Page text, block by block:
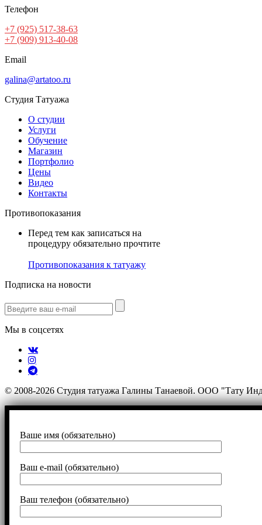
Телефон
+7 (925) 517-38-63
+7 (909) 913-40-08
Email
galina@artatoo.ru
Студия Татуажа
О студии
Услуги
Обучение
Магазин
Портфолио
Цены
Видео
Контакты
Противопоказания
Перед тем как записаться на
процедуру обязательно прочтите
Противопоказания к татуажу
Подписка на новости
Мы в соцсетях
© 2008-2026 Студия татуажа Галины Танаевой. ООО "Тату
Ваше имя (обязательно)
Ваш e-mail (обязательно)
Ваш телефон (обязательно)